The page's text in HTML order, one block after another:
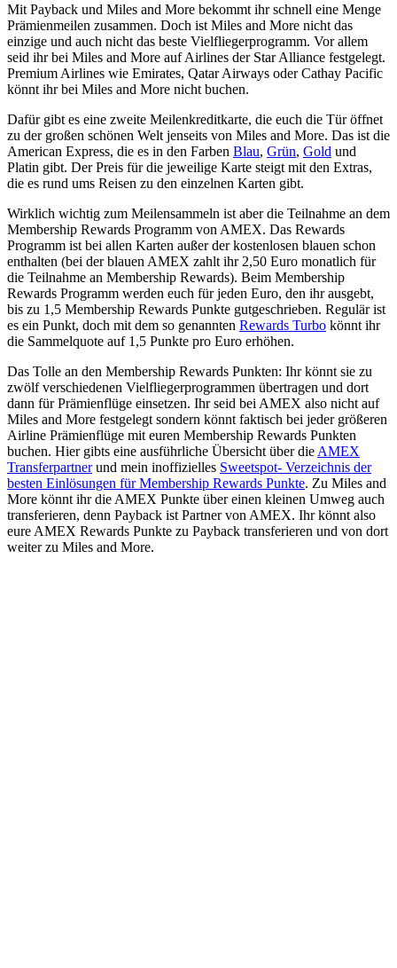
Mit Payback und Miles and More bekommt ihr schnell eine Menge
Prämienmeilen zusammen. Doch ist Miles and More nicht das
einzige und auch nicht das beste Vielfliegerprogramm. Vor allem
seid ihr bei Miles and More auf Airlines der Star Alliance festgelegt.
Premium Airlines wie Emirates, Qatar Airways oder Cathay Pacific
könnt ihr bei Miles and More nicht buchen.
Dafür gibt es eine zweite Meilenkreditkarte, die euch die Tür öffnet
zu der großen schönen Welt jenseits von Miles and More. Das ist die
American Express, die es in den Farben Blau, Grün, Gold und
Platin gibt. Der Preis für die jeweilige Karte steigt mit den Extras,
die es rund ums Reisen zu den einzelnen Karten gibt.
Wirklich wichtig zum Meilensammeln ist aber die Teilnahme an dem
Membership Rewards Programm von AMEX. Das Rewards
Programm ist bei allen Karten außer der kostenlosen blauen schon
enthalten (bei der blauen AMEX zahlt ihr 2,50 Euro monatlich für
die Teilnahme an Membership Rewards). Beim Membership
Rewards Programm werden euch für jeden Euro, den ihr ausgebt,
bis zu 1,5 Membership Rewards Punkte gutgeschrieben. Regulär ist
es ein Punkt, doch mit dem so genannten Rewards Turbo könnt ihr
die Sammelquote auf 1,5 Punkte pro Euro erhöhen.
Das Tolle an den Membership Rewards Punkten: Ihr könnt sie zu
zwölf verschiedenen Vielfliegerprogrammen übertragen und dort
dann für Prämienflüge einsetzen. Ihr seid bei AMEX also nicht auf
Miles and More festgelegt sondern könnt faktisch bei jeder größeren
Airline Prämienflüge mit euren Membership Rewards Punkten
buchen. Hier gibts eine ausführliche Übersicht über die AMEX
Transferpartnerund mein inoffizielles Sweetspot- Verzeichnis der
besten Einlösungen für Membership Rewards Punkte. Zu Miles and
More könnt ihr die AMEX Punkte über einen kleinen Umweg auch
transferieren, denn Payback ist Partner von AMEX. Ihr könnt also
eure AMEX Rewards Punkte zu Payback transferieren und von dort
weiter zu Miles and More.